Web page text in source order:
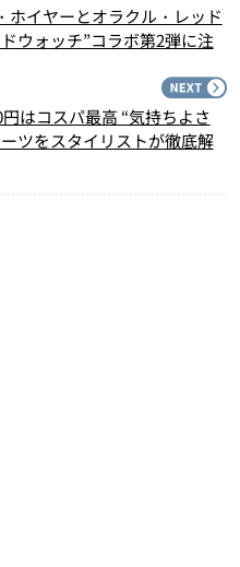
ホイヤーとオラクル・レッド
ウォッチ”コラボ第2弾に注
はコスパ最高 “気持ちよさ
ツをスタイリストが徹底解